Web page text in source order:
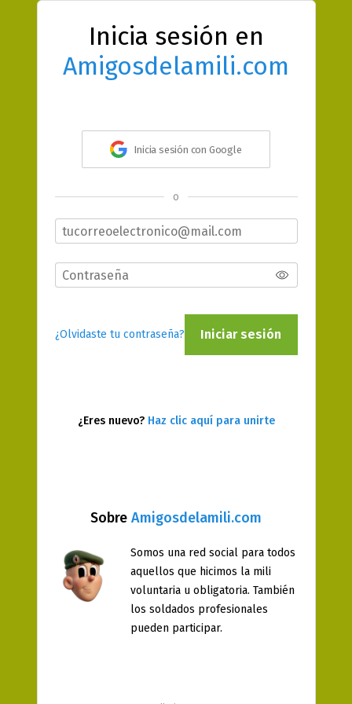
Sobre Amigosdelamili.com
Somos una red social para todos
aquellos que hicimos la mili
voluntaria u obligatoria. También
los soldados profesionales
pueden participar.
Inicia sesión en
Amigosdelamili.com
Inicia sesión con Google
o
¿Olvidaste tu contraseña? Iniciar sesión
¿Eres nuevo? Haz clic aquí para unirte